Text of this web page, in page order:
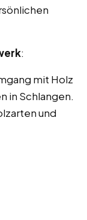
:
mit Holz
in Schlangen.
und